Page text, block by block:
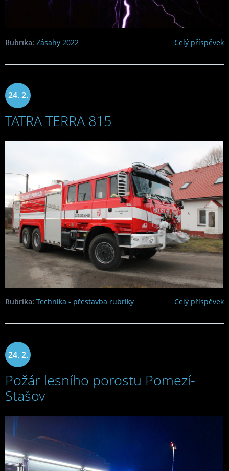
Celý příspěvek
Rubrika: Zásahy 2022
24. 2.
2022
TATRA TERRA 815
Celý příspěvek
Rubrika: Technika - přestavba rubriky
24. 2.
2022
Požár lesního porostu Pomezí-
Stašov